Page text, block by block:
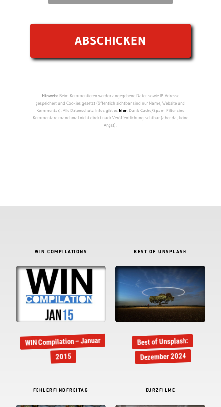
Hinweis:Beim Kommentieren werden angegebene Daten sowie IP-Adresse
gespeichert und Cookies gesetzt (öffentlich sichtbar sind nur Name, Website und
Kommentar). Alle Datenschutz-Infos gibt eshier. Dank Cache/Spam-Filter sind
Kommentare manchmal nicht direkt nach Veröffentlichung sichtbar (aber da, keine
Angst).
WIN COMPILATIONS
WIN Compilation – Januar
2015
BEST OF UNSPLASH
Best of Unsplash:
Dezember 2024
FEHLERFINDFREITAG KURZFILME